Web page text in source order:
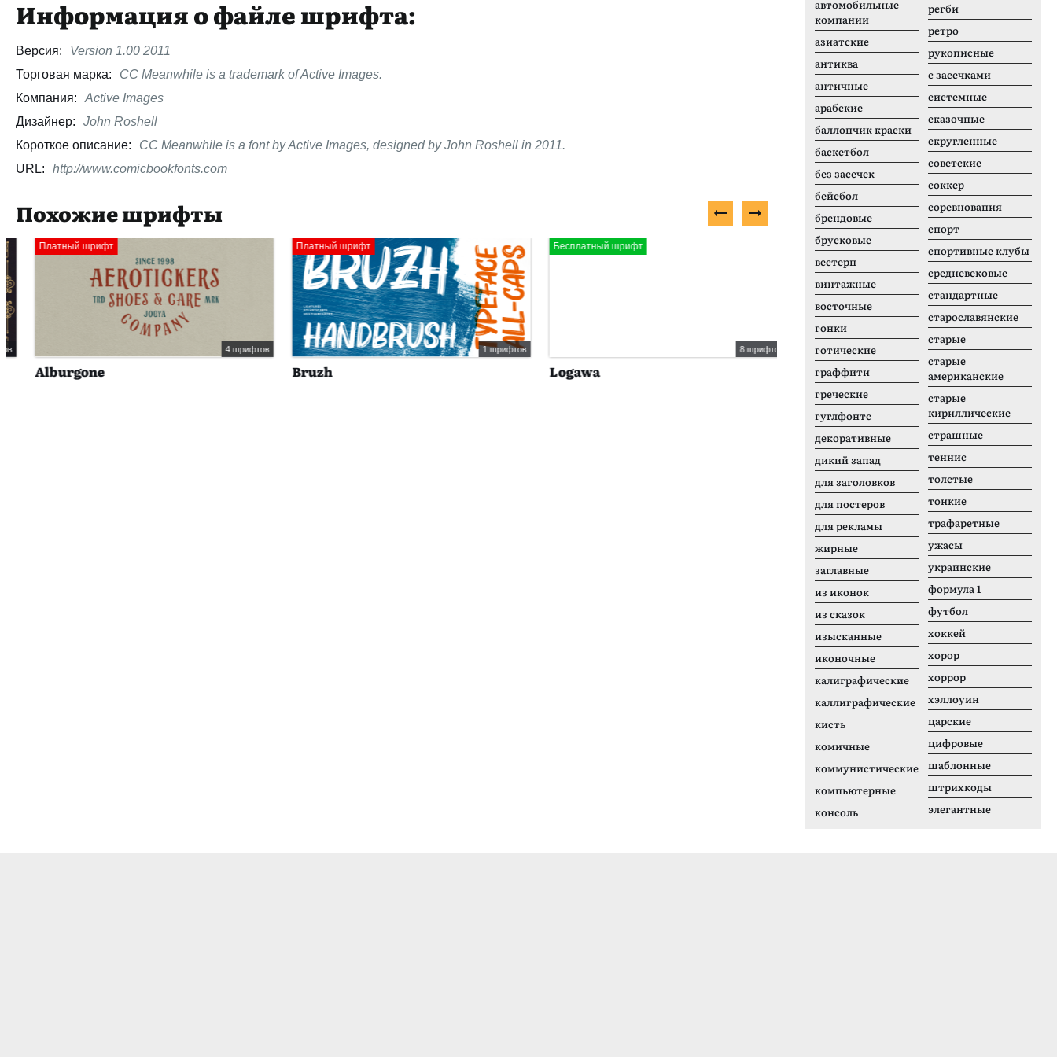
Информация о файле шрифта:
Версия:
Version 1.00 2011
Торговая марка:
CC Meanwhile is a trademark of Active Images.
Компания:
Active Images
Дизайнер:
John Roshell
Короткое описание:
CC Meanwhile is a font by Active Images, designed by John Roshell in 2011.
URL:
http://www.comicbookfonts.com
Похожие шрифты
Платный шрифт
4 шрифтов
Alburgone
Платный шрифт
1 шрифтов
Bruzh
Бесплатный шрифт
8 шрифтов
Logawa
Только для личного пользования
1 шрифтов
Big Stem
автомобильные
компании
азиатские
антиква
античные
арабские
баллончик краски
баскетбол
без засечек
бейсбол
брендовые
брусковые
вестерн
винтажные
восточные
гонки
готические
граффити
греческие
гуглфонтс
декоративные
дикий запад
для заголовков
для постеров
для рекламы
жирные
заглавные
из иконок
из сказок
изысканные
иконочные
калиграфические
каллиграфические
кисть
комичные
коммунистические
компьютерные
консоль
регби
ретро
рукописные
с засечками
системные
сказочные
скругленные
советские
соккер
соревнования
спорт
спортивные клубы
средневековые
стандартные
старославянские
старые
старые
американские
старые
кириллические
страшные
теннис
толстые
тонкие
трафаретные
ужасы
украинские
формула 1
футбол
хоккей
хорор
хоррор
хэллоуин
царские
цифровые
шаблонные
штрихкоды
элегантные